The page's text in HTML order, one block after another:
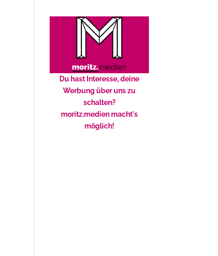
Du hast Interesse, deine
Werbung über uns zu
schalten?
moritz.medien macht's
möglich!